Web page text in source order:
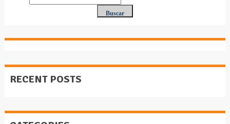
RECENT POSTS